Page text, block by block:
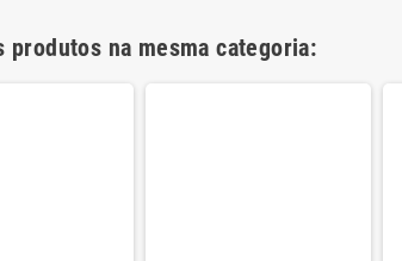
produtos na mesma categoria: